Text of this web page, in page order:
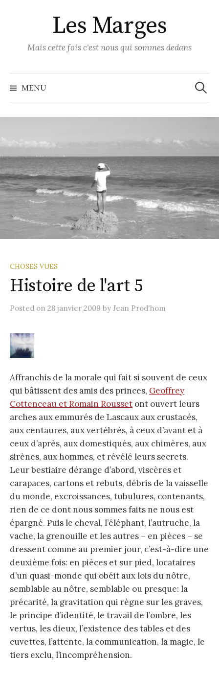
Les Marges
Mais cette fois c'est nous qui sommes dedans
MENU
CHOSES VUES
Histoire de l'art 5
Posted on 28 janvier 2009 by Jean Prod'hom
Affranchis de la morale qui fait si souvent de ceux
qui bâtissent des amis des princes, Geoffrey
Cottenceau et Romain Rousset ont ouvert leurs
arches aux emmurés de Lascaux aux crustacés,
aux centaures, aux vertébrés, à ceux d’avant et à
ceux d’après, aux domestiqués, aux chimères, aux
sirènes, aux hommes, et révélé leurs secrets.
Leur bestiaire dérange d’abord, viscères et
carapaces, cartons et rebuts, débris de la vaisselle
du monde, excroissances, tubulures, contenants,
rien de ce dont nous sommes faits ne nous est
épargné. Puis le cheval, l’éléphant, l’autruche, la
vache, la grenouille et les autres – en pièces – se
dressent comme au premier jour, c’est-à-dire une
deuxième fois: en pièces et sur pied, locataires
d’un quasi-monde qui obéit aux lois du nôtre,
semblable au nôtre, semblable ou presque: la
précarité, la gravitation qui règne sur les graves,
le principe d’identité, le travail de l’ombre, les
vertus, les dieux, l’existence des tables et des
cuvettes, l’attente, la communication, la magie, le
tiers exclu, l’incompréhension.